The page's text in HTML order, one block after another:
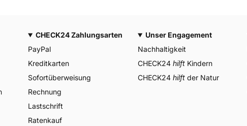
CHECK24 Zahlungsarten
PayPal
Kreditkarten
Sofortüberweisung
Rechnung
Lastschrift
Ratenkauf
Unser Engagement
Nachhaltigkeit
CHECK24 hilft Kindern
CHECK24 hilft der Natur